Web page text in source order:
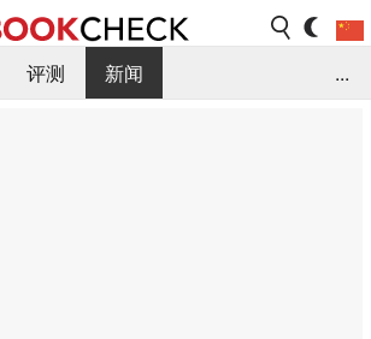
评测
新闻
...